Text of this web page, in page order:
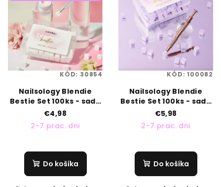
Nailsology Blendie
Bestie Set 100ks - sada
na ombré
€4,98
2-7 prac. dni
Do košíka
KÓD: 30854
Nailsology Blendie
Bestie Set 100ks - sada
na ombré fialová
€5,98
2-7 prac. dni
Do košíka
KÓD:100082